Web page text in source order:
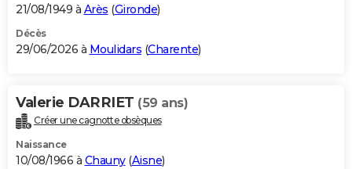
S'inscrire
Se connecter
Lycées
Collèges
Primaires
Universités
Entreprises
Service militaire
Avis de recherche
AVIS DE DÉCÈS
Bricolage
Lifestyle
Culture
Sport
Auto
Television
Voyage
Cinema
21/08/1949 à Arès (Gironde)
Décès
29/06/2026 à Moulidars (Charente)
Valerie DARRIET (59 ans)
Créer une cagnotte obsèques
Naissance
10/08/1966 à Chauny(Aisne)